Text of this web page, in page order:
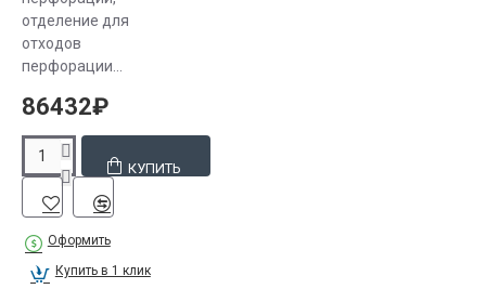
отделение для
отходов
перфорации...
86432₽
КУПИТЬ
Оформить
Купить в 1 клик